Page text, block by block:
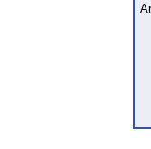
Fußmatten